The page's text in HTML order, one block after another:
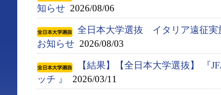
知らせ 2026/08/06
全日本大学選抜 イタリア遠征実
お知らせ 2026/08/03
【結果】【全日本大学選抜】 『
ッチ 』
2026/03/11